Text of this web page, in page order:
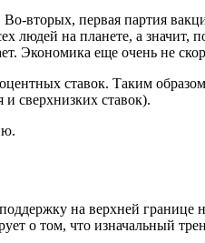
вторых, первая партия
людей на планете, а значит,
Экономика еще очень не
ставок. Таким
сверхнизких ставок).
на верхней
о том, что изначальный